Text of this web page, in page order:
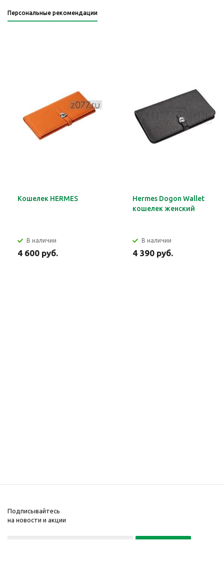
Персональные рекомендации
Кошелек HERMES
В наличии
4 600 руб.
Hermes Dogon Wallet
кошелек женский
В наличии
4 390 руб.
Подписывайтесь
на новости и акции